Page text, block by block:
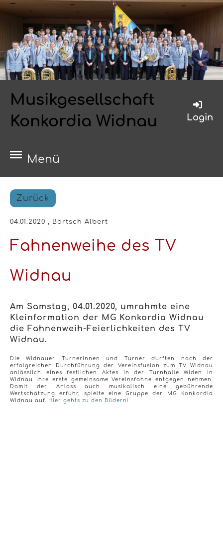
Musikgesellschaft
Konkordia Widnau
Login
Menü
Zurück
04.01.2020 , Bärtsch Albert
Fahnenweihe des TV
Widnau
Am Samstag, 04.01.2020, umrahmte eine
Kleinformation der MG Konkordia Widnau
die Fahnenweih-Feierlichkeiten des TV
Widnau.
Die Widnauer Turnerinnen und Turner durften nach der
erfolgreichen Durchführung der Vereinsfusion zum TV Widnau
anlässlich eines festlichen Aktes in der Turnhalle Widen in
Widnau ihre erste gemeinsame Vereinsfahne entgegen nehmen.
Damit der Anlass auch musikalisch eine gebührende
Wertschätzung erfuhr, spielte eine Gruppe der MG Konkordia
Widnau auf. Hier gehts zu den Bildern!